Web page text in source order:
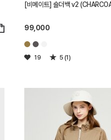
[비메이트] 숄더백 v2
99,000
19 5 (1)